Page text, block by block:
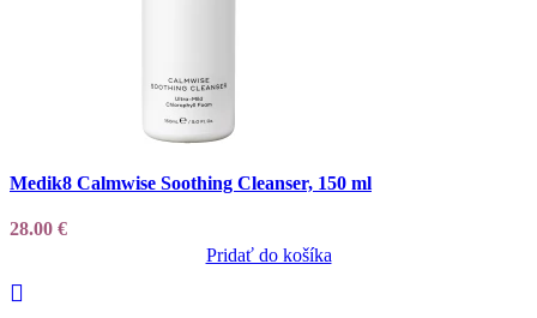
Medik8 Calmwise Soothing Cleanser, 150 ml
28.00 €
Pridať do košíka
Add to wishlist